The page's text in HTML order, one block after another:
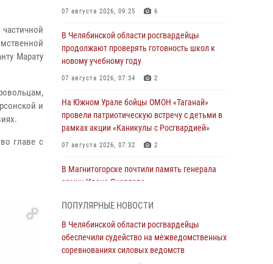
Марату
и
главе с
07 августа 2026, 09:25 6
В Челябинской области росгвардейцы
продолжают проверять готовность школ к
новому учебному году
07 августа 2026, 07:34 2
На Южном Урале бойцы ОМОН «Таганай»
провели патриотическую встречу с детьми в
рамках акции «Каникулы с Росгвардией»
07 августа 2026, 07:32 2
В Магнитогорске почтили память генерала
армии Ивана Яковлева
В Магнитогорске сотрудники Росгвардии
задержали рецидивиста за хищение алкоголя
из супермаркета
ПОПУЛЯРНЫЕ НОВОСТИ
В Челябинской области росгвардейцы
обеспечили судейство на межведомственных
соревнованиях силовых ведомств